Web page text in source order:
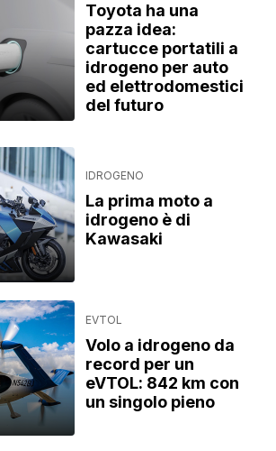
Toyota ha una
pazza idea:
cartucce portatili a
idrogeno per auto
ed elettrodomestici
del futuro
IDROGENO
La prima moto a
idrogeno è di
Kawasaki
EVTOL
Volo a idrogeno da
record per un
eVTOL: 842 km con
un singolo pieno